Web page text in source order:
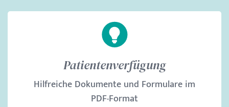
Patientenverfügung
Hilfreiche Dokumente und Formulare im
PDF-Format